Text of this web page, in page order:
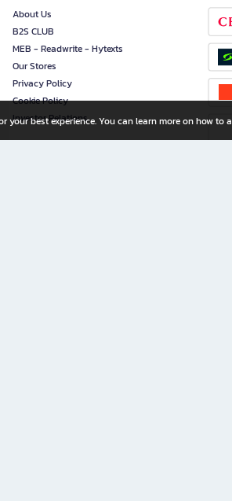
About Us
B2S CLUB
MEB - Readwrite - Hytexts
Our Stores
Privacy Policy
Cookie Policy
Investor Relations
your best experience. You can learn more on how